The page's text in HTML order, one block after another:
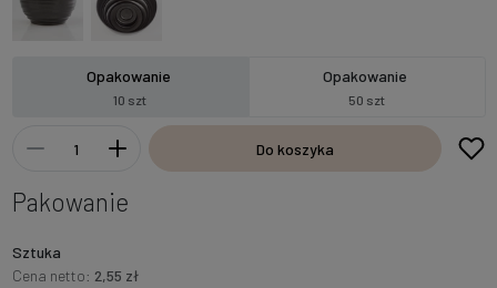
Opakowanie
10 szt
Opakowanie
50 szt
Do koszyka
Pakowanie
Sztuka
Cena netto: 2,55 zł